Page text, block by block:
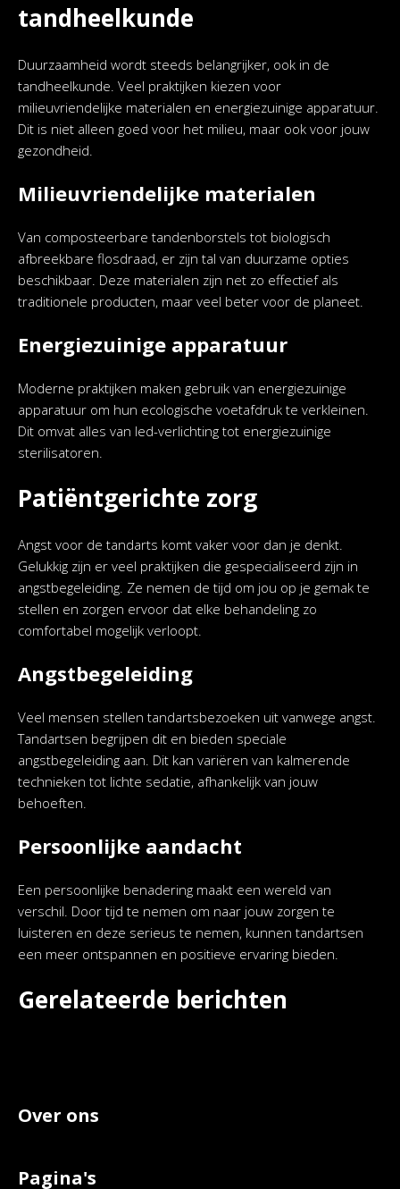
tandheelkunde
Duurzaamheid wordt steeds belangrijker, ook in de
tandheelkunde. Veel praktijken kiezen voor
milieuvriendelijke materialen en energiezuinige apparatuur.
Dit is niet alleen goed voor het milieu, maar ook voor jouw
gezondheid.
Milieuvriendelijke materialen
Van composteerbare tandenborstels tot biologisch
afbreekbare flosdraad, er zijn tal van duurzame opties
beschikbaar. Deze materialen zijn net zo effectief als
traditionele producten, maar veel beter voor de planeet.
Energiezuinige apparatuur
Moderne praktijken maken gebruik van energiezuinige
apparatuur om hun ecologische voetafdruk te verkleinen.
Dit omvat alles van led-verlichting tot energiezuinige
sterilisatoren.
Patiëntgerichte zorg
Angst voor de tandarts komt vaker voor dan je denkt.
Gelukkig zijn er veel praktijken die gespecialiseerd zijn in
angstbegeleiding. Ze nemen de tijd om jou op je gemak te
stellen en zorgen ervoor dat elke behandeling zo
comfortabel mogelijk verloopt.
Angstbegeleiding
Veel mensen stellen tandartsbezoeken uit vanwege angst.
Tandartsen begrijpen dit en bieden speciale
angstbegeleiding aan. Dit kan variëren van kalmerende
technieken tot lichte sedatie, afhankelijk van jouw
behoeften.
Persoonlijke aandacht
Een persoonlijke benadering maakt een wereld van
verschil. Door tijd te nemen om naar jouw zorgen te
luisteren en deze serieus te nemen, kunnen tandartsen
een meer ontspannen en positieve ervaring bieden.
Gerelateerde berichten
Over ons
Pagina's